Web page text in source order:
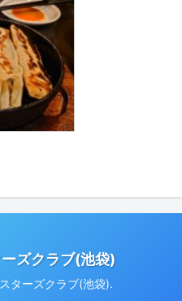
ズクラブ(池袋)
ターズクラブ(池袋).